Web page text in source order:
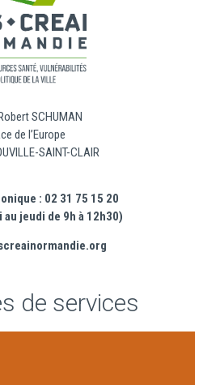
SCHUMAN
de l’Europe
SAINT-CLAIR
: 02 31 75 15 20
jeudi de 9h à 12h30)
de services